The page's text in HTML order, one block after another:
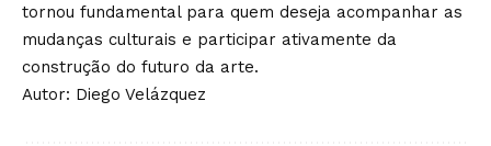
tornou fundamental para quem deseja acompanhar as
mudanças culturais e participar ativamente da
construção do futuro da arte.
Autor: Diego Velázquez